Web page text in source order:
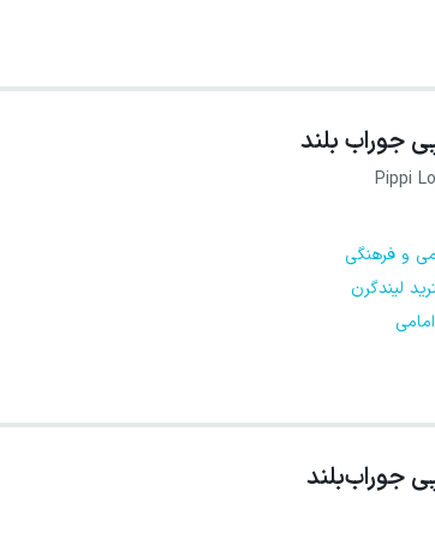
جوراب بلند
Pippi
و فرهنگی
لیندگرن
جوراب‌بلند